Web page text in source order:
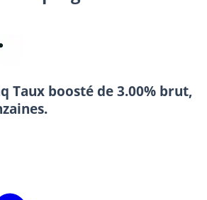
Taux boosté de 3.00% brut,